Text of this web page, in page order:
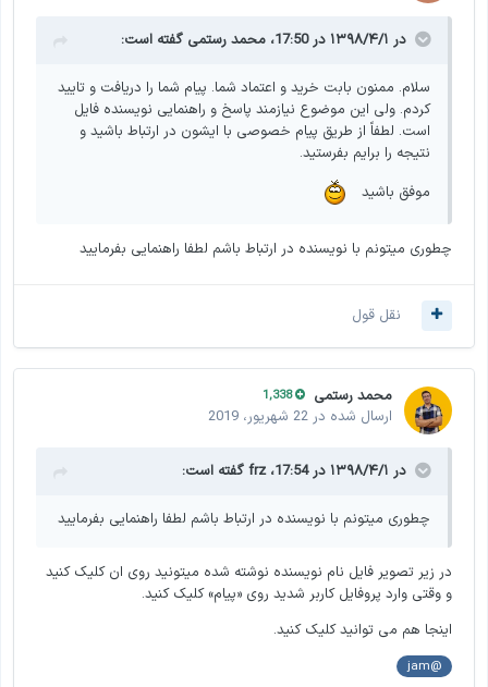
در ۱۳۹۸/۴/۱ در 17:50، محمد رستمی گفته است:
سلام. ممنون بابت خرید و اعتماد شما. پیام شما را دریافت و تایید
کردم. ولی این موضوع نیازمند پاسخ و راهنمایی نویسنده فایل
است. لطفاً از طریق پیام خصوصی با ایشون در ارتباط باشید و
نتیجه را برایم بفرستید.
موفق باشید
چطوری میتونم با نویسنده در ارتباط باشم لطفا راهنمایی بفرمایید
نقل قول
محمد رستمی 1,338
ارسال شده در 22 شهریور، 2019
در ۱۳۹۸/۴/۱ در 17:54، frz گفته است:
چطوری میتونم با نویسنده در ارتباط باشم لطفا راهنمایی بفرمایید
در زیر تصویر فایل نام نویسنده نوشته شده میتونید روی ان کلیک کنید
و وقتی وارد پروفایل کاربر شدید روی «پیام» کلیک کنید.
اینجا هم می توانید کلیک کنید.
@jam